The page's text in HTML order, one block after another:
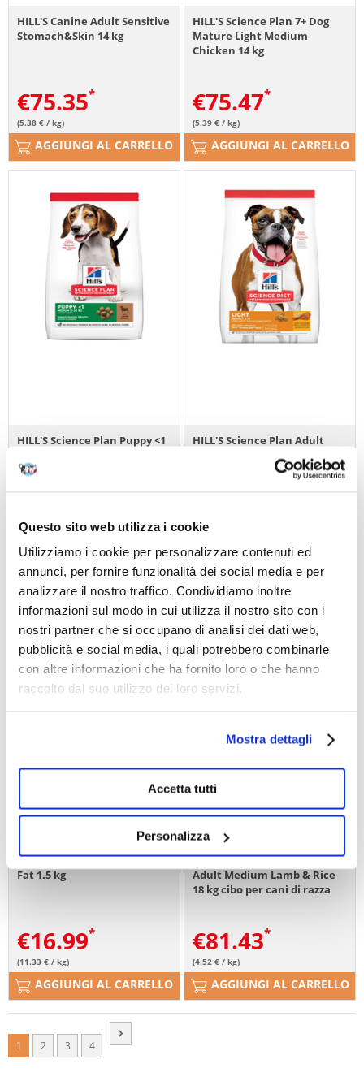
Questo sito web utilizza i cookie
Utilizziamo i cookie per personalizzare contenuti ed
annunci, per fornire funzionalità dei social media e per
analizzare il nostro traffico. Condividiamo inoltre
informazioni sul modo in cui utilizza il nostro sito con i
nostri partner che si occupano di analisi dei dati web,
pubblicità e social media, i quali potrebbero combinarle
con altre informazioni che ha fornito loro o che hanno
raccolto dal suo utilizzo dei loro servizi.
Mostra dettagli
Accetta tutti
Personalizza
HILL'S Canine Adult Sensitive
Stomach&Skin 14 kg
€75.35
(5.38 € / kg)
AGGIUNGI AL CARRELLO
HILL'S Science Plan 7+ Dog
Mature Light Medium
Chicken 14 kg
€75.47
(5.39 € / kg)
AGGIUNGI AL CARRELLO
HILL'S Science Plan Puppy <1
con riso e agnello 14 kg
€73.16
AGGIUNGI AL CARRELLO
HILL'S Science Plan Adult
Light Medium breed cibo
secco con pollo 14 kg
€68.66
AGGIUNGI AL CARRELLO
HILL'S Digestive Care I/D Low
Fat 1.5 kg
€16.99
(11.33 € / kg)
AGGIUNGI AL CARRELLO
HILL'S Science Plan Canine
Adult Medium Lamb & Rice
18 kg cibo per cani di razza
€81.43
(4.52 € / kg)
AGGIUNGI AL CARRELLO
1 2 3 4